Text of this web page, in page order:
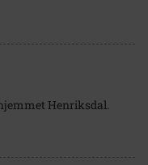
Henriksdal.